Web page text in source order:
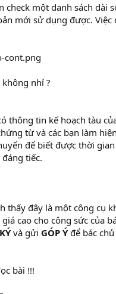
check một danh sách dài
mới sử dụng được.
nhỉ ?
thông tin kế hoạch tàu
từ và các bạn làm
để biết được thời
tiếc.
thấy đây là một công cụ
cao cho công sức của
và gửi GÓP Ýđể bác
bài !!!